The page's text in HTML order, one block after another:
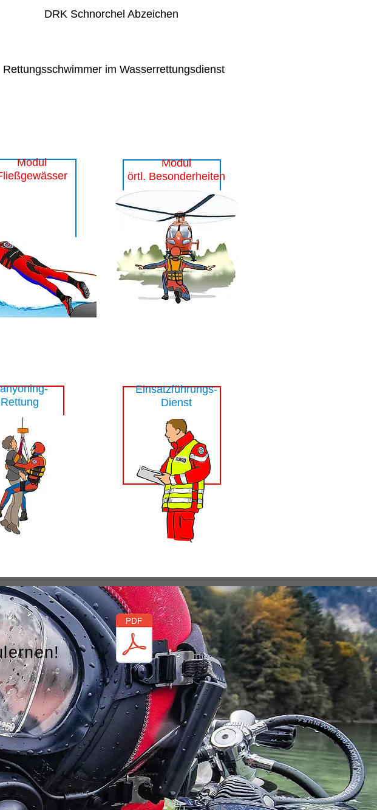
DRK Schnorchel Abzeichen
Rettungsschwimmer im Wasserrettungsdienst
Modul
Modul
örtl. Besonderheiten
Rettung
Einsatzführungs-
Dienst